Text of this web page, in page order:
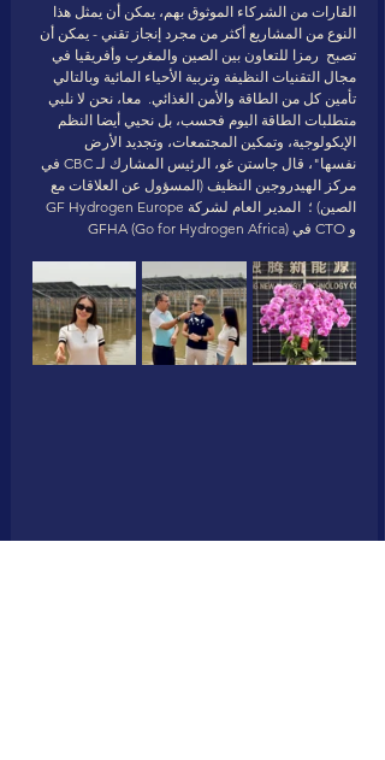
القارات من الشركاء الموثوق بهم، يمكن أن يمثل هذا
النوع من المشاريع أكثر من مجرد إنجاز تقني - يمكن أن
تصبح  رمزا للتعاون بين الصين والمغرب وأفريقيا في
مجال التقنيات النظيفة وتربية الأحياء المائية وبالتالي
تأمين كل من الطاقة والأمن الغذائي.  معا، نحن لا نلبي
متطلبات الطاقة اليوم فحسب، بل نحيي أيضا النظم
الإيكولوجية، وتمكين المجتمعات، وتجديد الأرض
نفسها"، قال جاستن غو، الرئيس المشارك لـ CBC في
مركز الهيدروجين النظيف (المسؤول عن العلاقات مع
و CTO في GFHA (Go for Hydrogen Africa)